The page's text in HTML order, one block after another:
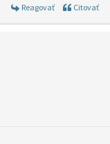
Reagovať Citovať